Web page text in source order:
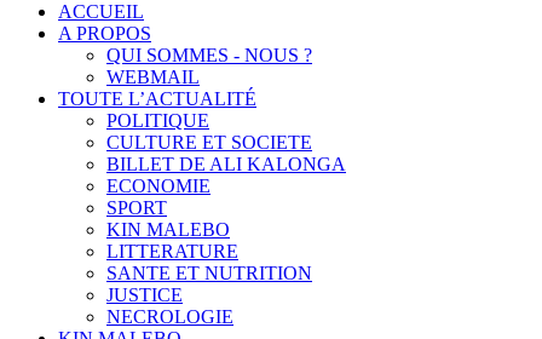
ACCUEIL
A PROPOS
QUI SOMMES - NOUS ?
WEBMAIL
TOUTE L’ACTUALITÉ
POLITIQUE
CULTURE ET SOCIETE
BILLET DE ALI KALONGA
ECONOMIE
SPORT
KIN MALEBO
LITTERATURE
SANTE ET NUTRITION
JUSTICE
NECROLOGIE